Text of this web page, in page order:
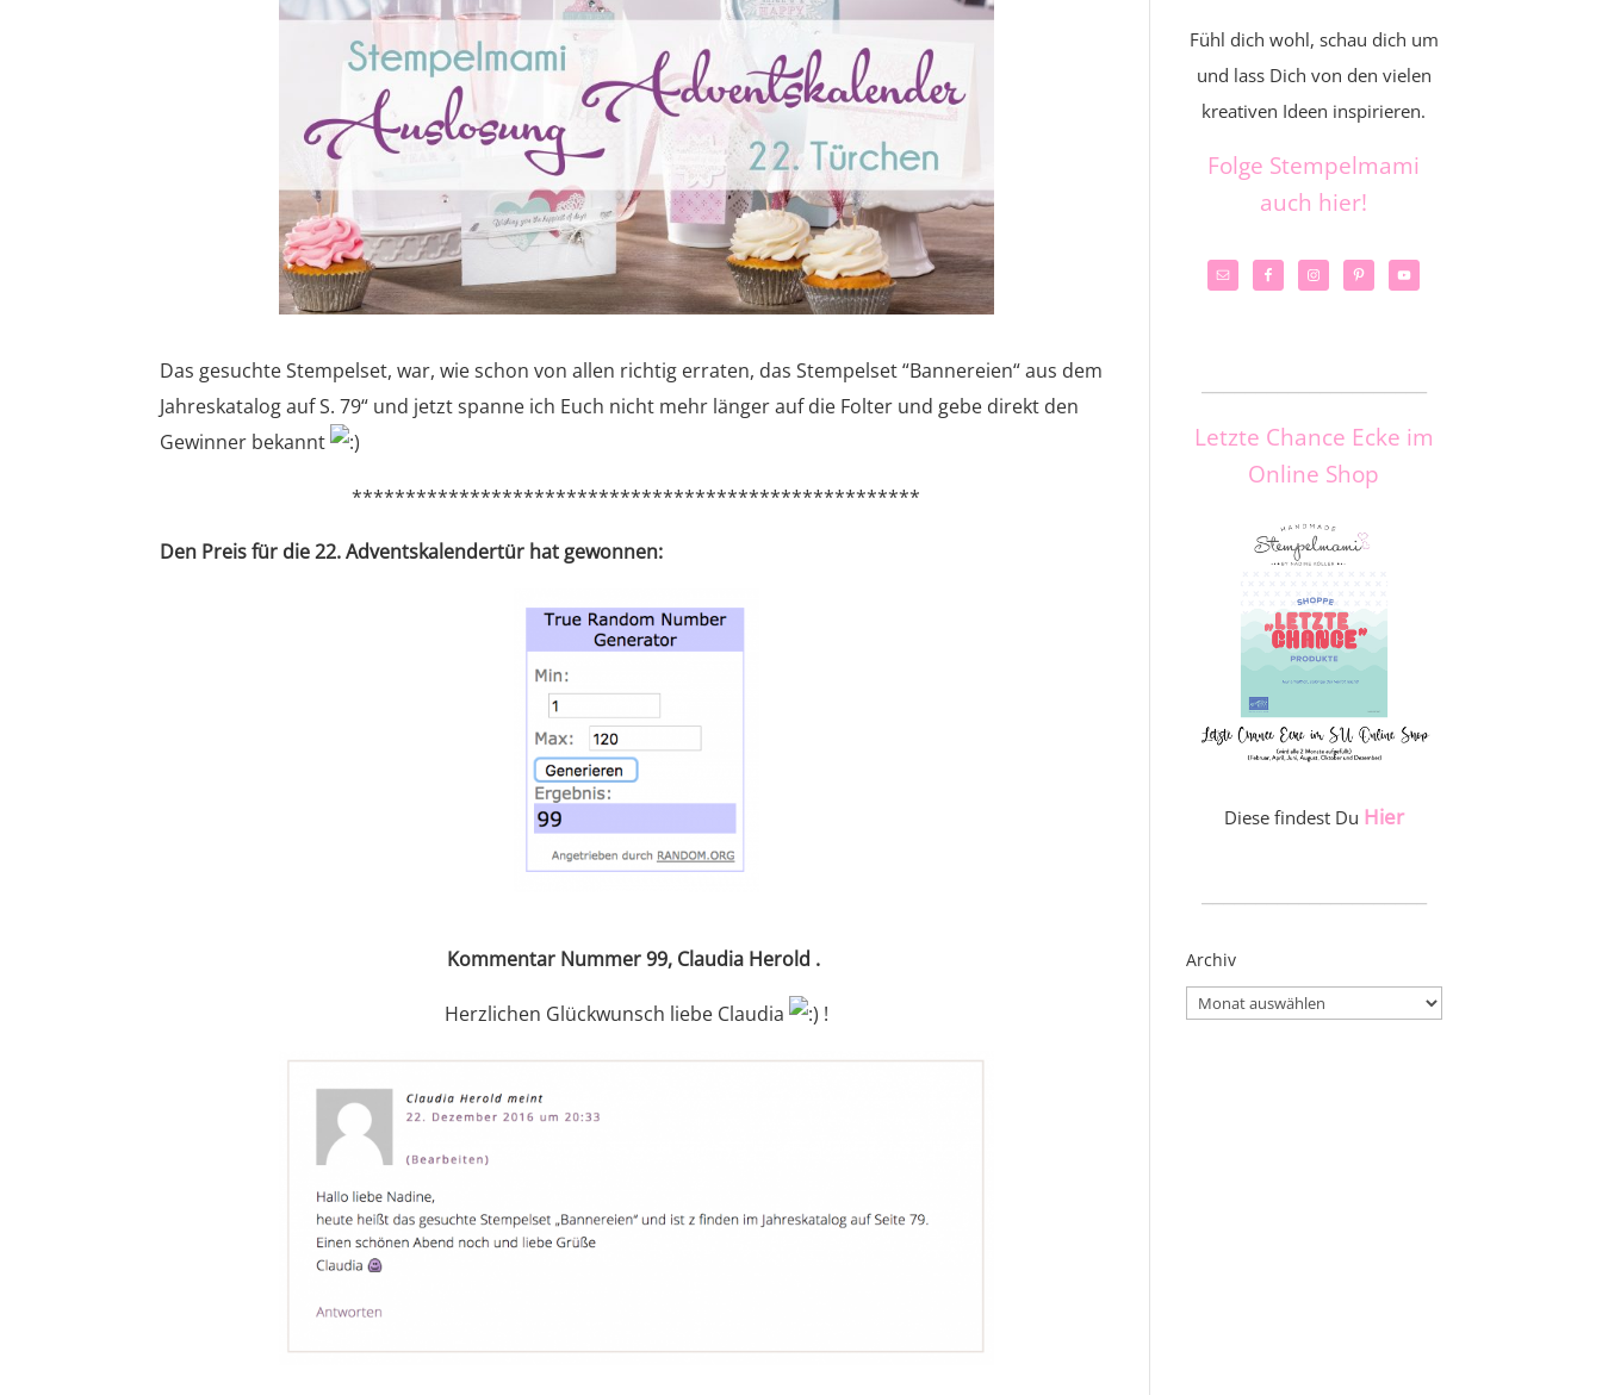
Das gesuchte Stempelset, war, wie schon von allen richtig erraten, das Stempelset “Bannereien“ aus dem
Jahreskatalog auf S. 79“ und jetzt spanne ich Euch nicht mehr länger auf die Folter und gebe direkt den
Gewinner bekannt
*****************************************************
Den Preis für die 22. Adventskalendertür hat gewonnen:
Kommentar Nummer 99, Claudia Herold .
Herzlichen Glückwunsch liebe Claudia !
Fühl dich wohl, schau dich um
und lass Dich von den vielen
kreativen Ideen inspirieren.
Folge Stempelmami
auch hier!
Letzte Chance Ecke im
Online Shop
Diese findest Du Hier
Archiv
Archiv